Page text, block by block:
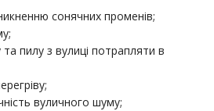
сонячних променів;
пилу з вулиці потрапляти в
вуличного шуму;